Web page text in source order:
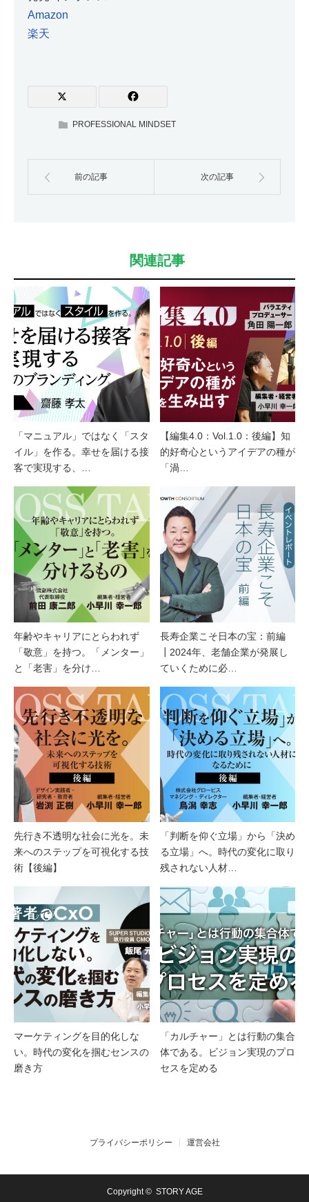
Amazon
楽天
PROFESSIONAL MINDSET
前の記事 次の記事
関連記事
「マニュアル」ではなく「スタ
イル」を作る。幸せを届ける接
客で実現する、…
【編集4.0：Vol.1.0：後編】知
的好奇心というアイデアの種が
「渦…
年齢やキャリアにとらわれず
「敬意」を持つ。「メンター」
と「老害」を分け…
長寿企業こそ日本の宝：前編
┃2024年、老舗企業が発展し
ていくために必…
先行き不透明な社会に光を。未
来へのステップを可視化する技
術【後編】
「判断を仰ぐ立場」から「決め
る立場」へ。時代の変化に取り
残されない人材…
マーケティングを目的化しな
い。時代の変化を掴むセンスの
磨き方
「カルチャー」とは行動の集合
体である。ビジョン実現のプロ
セスを定める
プライバシーポリシー 運営会社
Copyright © STORY AGE